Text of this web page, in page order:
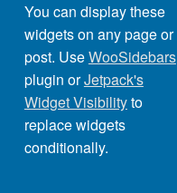
You can display these
widgets on any page or
post. UseWooSidebars
plugin orJetpack's
Widget Visibilityto
replace widgets
conditionally.